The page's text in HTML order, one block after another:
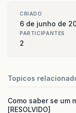
CRIADO
6 de junho de
PARTICIPANTES
2
Topicos
Como saber se um
[RESOLVIDO]